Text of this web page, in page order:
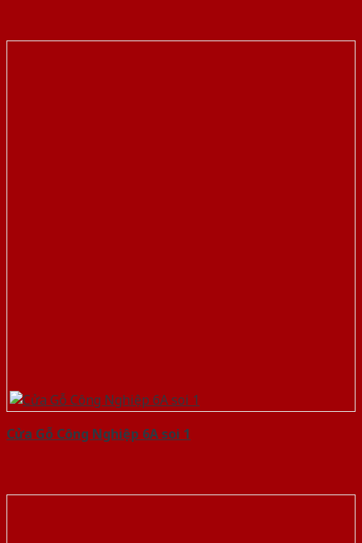
Cửa Gỗ Công Nghiệp 6A soi 1